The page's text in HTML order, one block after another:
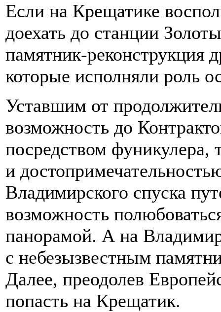
Если на Крещатике
доехать до станции
памятник-реконструкция
которые исполняли роль
Уставшим от
возможность до
посредством
и
Владимирского спуска
возможность
панорамой. А на
с небезызвестным
Далее, преодолев
попасть на Крещатик.